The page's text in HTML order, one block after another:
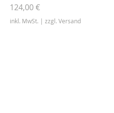
Preis
124,00 €
inkl. MwSt. | zzgl. Versand